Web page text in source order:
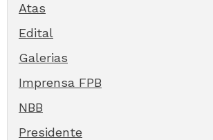
Atas
Edital
Galerias
Imprensa FPB
NBB
Presidente